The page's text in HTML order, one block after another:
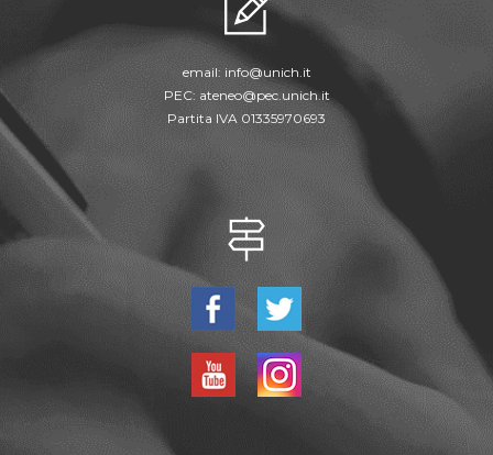
email: info@unich.it
PEC: ateneo@pec.unich.it
Partita IVA 01335970693